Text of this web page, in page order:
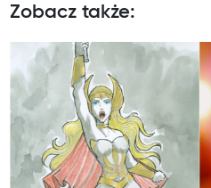
Zobacz także: